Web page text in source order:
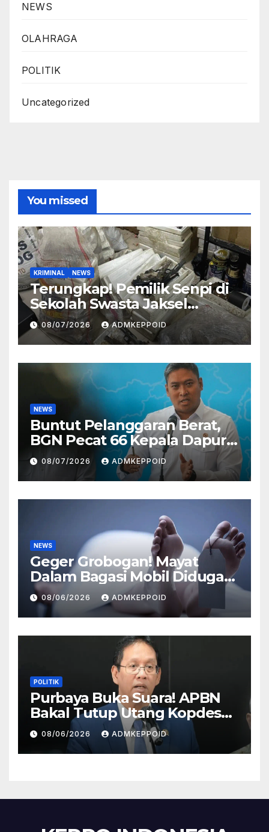
NEWS
OLAHRAGA
POLITIK
Uncategorized
You missed
KRIMINAL NEWS
Terungkap! Pemilik Senpi di
Sekolah Swasta Jaksel
Ternyata Direktur
Perusahaan Airsoft Gun
Impor
08/07/2026 ADMKEPPOID
NEWS
Buntut Pelanggaran Berat,
BGN Pecat 66 Kepala Dapur
MBG dan Ungkap Alasannya
08/07/2026 ADMKEPPOID
NEWS
Geger Grobogan! Mayat
Dalam Bagasi Mobil Diduga
Terkait Hilangnya Bos Konter
HP
08/06/2026 ADMKEPPOID
POLITIK
Purbaya Buka Suara! APBN
Bakal Tutup Utang Kopdes
Rp 240 Triliun, Cicilan Rp 40
Triliun per Tahun
08/06/2026 ADMKEPPOID